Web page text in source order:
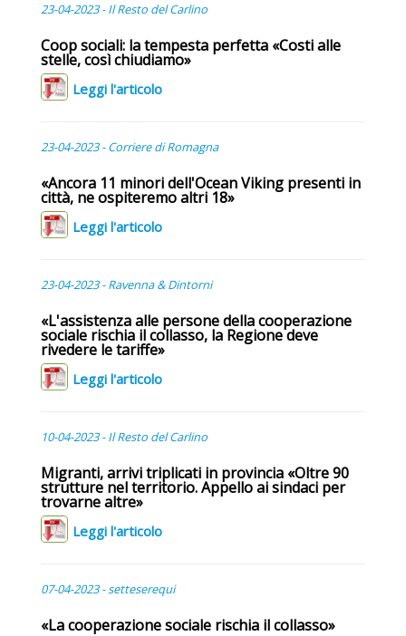
23-04-2023 - Il Resto del Carlino
Coop sociali: la tempesta perfetta «Costi alle
stelle, così chiudiamo»
Leggi l'articolo
23-04-2023 - Corriere di Romagna
«Ancora 11 minori dell'Ocean Viking presenti in
città, ne ospiteremo altri 18»
Leggi l'articolo
23-04-2023 - Ravenna & Dintorni
«L'assistenza alle persone della cooperazione
sociale rischia il collasso, la Regione deve
rivedere le tariffe»
Leggi l'articolo
10-04-2023 - Il Resto del Carlino
Migranti, arrivi triplicati in provincia «Oltre 90
strutture nel territorio. Appello ai sindaci per
trovarne altre»
Leggi l'articolo
07-04-2023 - setteserequi
«La cooperazione sociale rischia il collasso»